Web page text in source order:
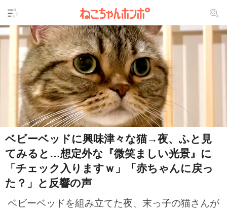
ベビーベッドに興味津々な猫→夜、ふと見
てみると…想定外な『微笑ましい光景』に
「チェック入りますｗ」「赤ちゃんに戻っ
た？」と反響の声
ベビーベッドを組み立てた夜、末っ子の猫さんが